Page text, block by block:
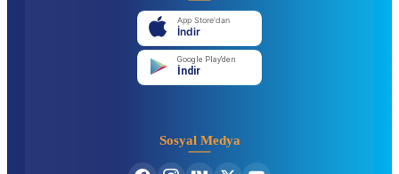
App Store'dan
İndir
Google Play'den
İndir
Sosyal Medya